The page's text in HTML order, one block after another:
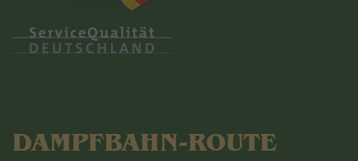
DAMPFBAHN-ROUTE